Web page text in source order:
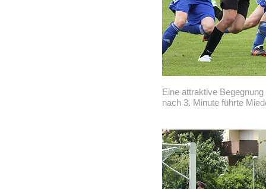
Eine attraktive
nach 3. Minute führte